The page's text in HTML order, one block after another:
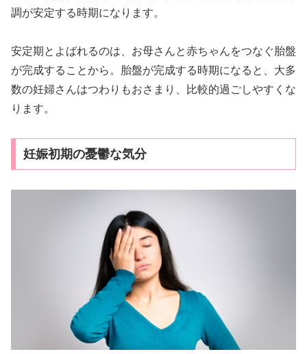
調が安定する時期になります。
安定期とよばれるのは、お母さんと赤ちゃんをつなぐ胎盤
が完成することから。胎盤が完成する時期になると、大多
数の妊婦さんはつわりもおさまり、比較的過ごしやすくな
ります。
妊娠初期の憂鬱な気分